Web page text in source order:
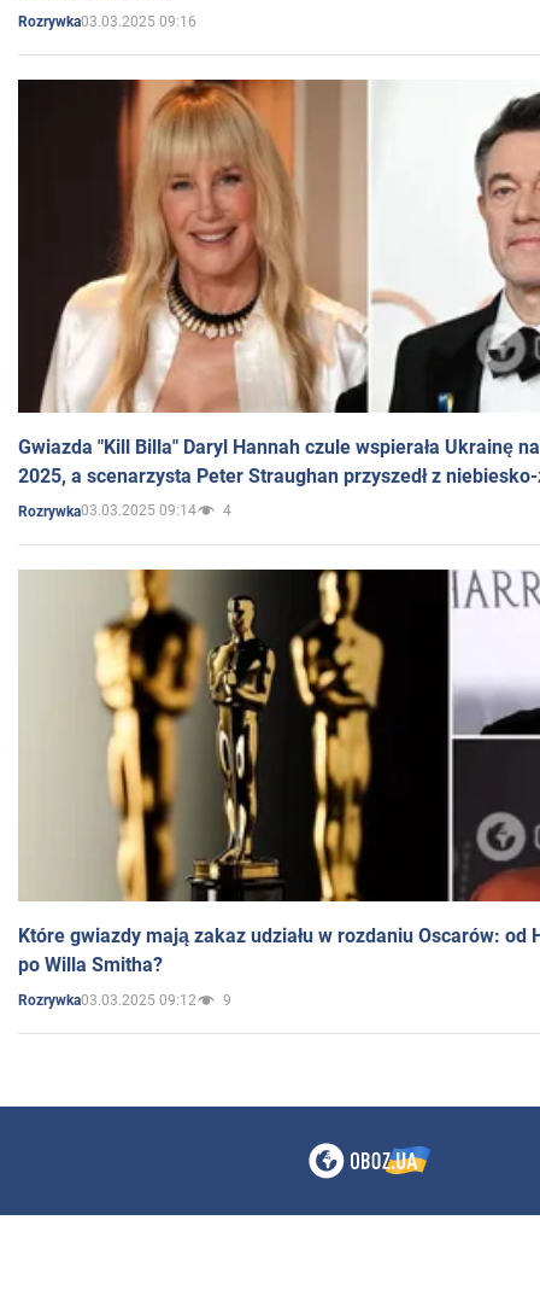
Rozrywka03.03.2025 09:16
Gwiazda "Kill Billa" Daryl Hannah czule wspierała Ukrainę
2025, a scenarzysta Peter Straughan przyszedł z
Rozrywka03.03.2025 09:14 4
Które gwiazdy mają zakaz udziału w rozdaniu Oscarów: od
po Willa Smitha?
Rozrywka03.03.2025 09:12 9